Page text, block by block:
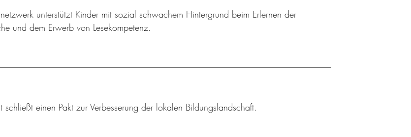
unterstützt Kinder mit sozial schwachem Hintergrund beim Erlernen der
und dem Erwerb von Lesekompetenz.
schließt einen Pakt zur Verbesserung der lokalen Bildungslandschaft.